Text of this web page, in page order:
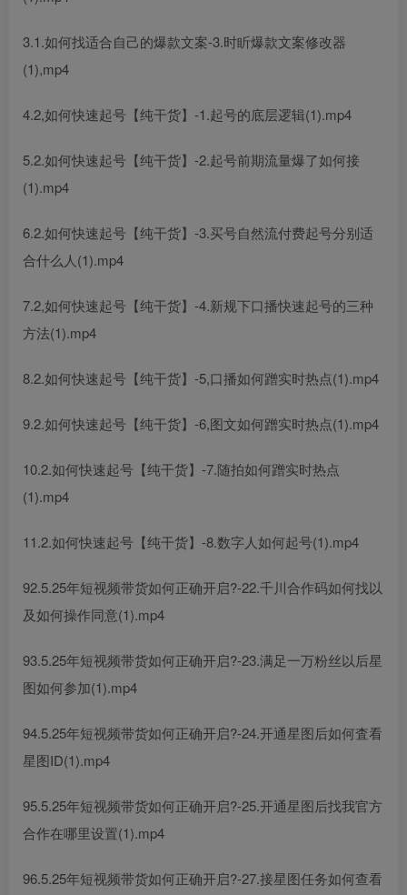
3.1.如何找适合自己的爆款文案-3.时盺爆款文案修改器
(1),mp4
4.2,如何快速起号【纯干货】-1.起号的底层逻辑(1).mp4
5.2.如何快速起号【纯干货】-2.起号前期流量爆了如何接
(1).mp4
6.2.如何快速起号【纯干货】-3.买号自然流付费起号分别适
合什么人(1).mp4
7.2,如何快速起号【纯干货】-4.新规下口播快速起号的三种
方法(1).mp4
8.2.如何快速起号【纯干货】-5,口播如何蹭实时热点(1).mp4
9.2.如何快速起号【纯干货】-6,图文如何蹭实时热点(1).mp4
10.2.如何快速起号【纯干货】-7.随拍如何蹭实时热点
(1).mp4
11.2.如何快速起号【纯干货】-8.数字人如何起号(1).mp4
92.5.25年短视频带货如何正确开启?-22.千川合作码如何找以
及如何操作同意(1).mp4
93.5.25年短视频带货如何正确开启?-23.满足一万粉丝以后星
图如何参加(1).mp4
94.5.25年短视频带货如何正确开启?-24.开通星图后如何査看
星图ID(1).mp4
95.5.25年短视频带货如何正确开启?-25.开通星图后找我官方
合作在哪里设置(1).mp4
96.5.25年短视频带货如何正确开启?-27.接星图任务如何查看